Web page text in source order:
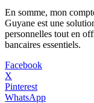
En somme, mon
Guyane est une
personnelles tout en
bancaires essentiels.
Facebook
X
Pinterest
WhatsApp